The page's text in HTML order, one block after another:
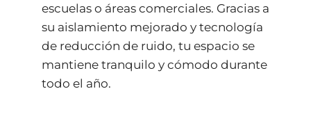
escuelas o áreas comerciales. Gracias a
su aislamiento mejorado y tecnología
de reducción de ruido, tu espacio se
mantiene tranquilo y cómodo durante
todo el año.